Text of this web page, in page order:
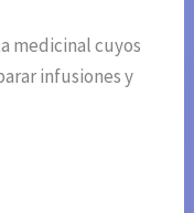
medicinal cuyos
infusiones y